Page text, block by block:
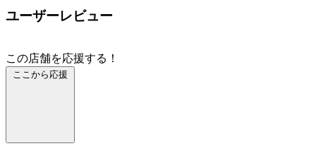
ユーザーレビュー
この店舗を応援する！
ここから応援